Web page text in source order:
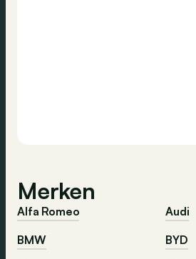
Merken
Alfa Romeo
Audi
BMW
BYD